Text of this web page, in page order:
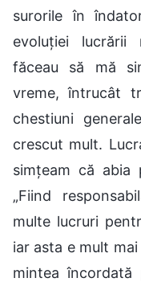
surorile în
evoluției lucrării
făceau să mă
vreme, întrucât
chestiuni
crescut mult.
simțeam că abia
„Fiind
multe lucruri
iar asta e mult
mintea încordată